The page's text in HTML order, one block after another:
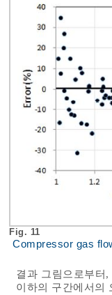
Fig. 11
Compressor gas
결과 그림으로부터
이하의 구간에서의